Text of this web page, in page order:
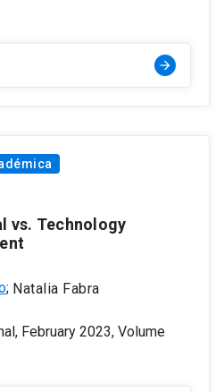
arrow_forward
vs. Technology
; Natalia Fabra
February 2023, Volume